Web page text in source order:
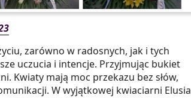
zarówno w radosnych, jak i tych
uczucia i intencje. Przyjmując bukiet
Kwiaty mają moc przekazu bez słów,
W wyjątkowej kwiaciarni Elusia